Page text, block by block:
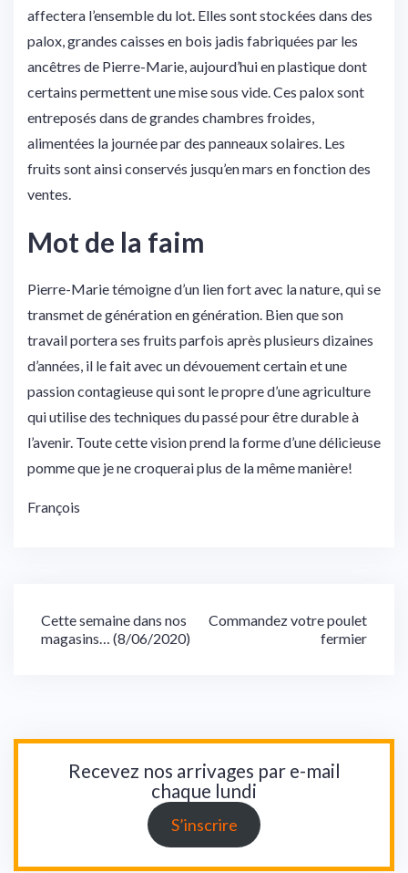
affectera l’ensemble du lot. Elles sont stockées dans des
palox, grandes caisses en bois jadis fabriquées par les
ancêtres de Pierre-Marie, aujourd’hui en plastique dont
certains permettent une mise sous vide. Ces palox sont
entreposés dans de grandes chambres froides,
alimentées la journée par des panneaux solaires. Les
fruits sont ainsi conservés jusqu’en mars en fonction des
ventes.
Mot de la faim
Pierre-Marie témoigne d’un lien fort avec la nature, qui se
transmet de génération en génération. Bien que son
travail portera ses fruits parfois après plusieurs dizaines
d’années, il le fait avec un dévouement certain et une
passion contagieuse qui sont le propre d’une agriculture
qui utilise des techniques du passé pour être durable à
l’avenir. Toute cette vision prend la forme d’une délicieuse
pomme que je ne croquerai plus de la même manière!
François
Navigation
de
Cette semaine dans nos
magasins… (8/06/2020)
Commandez votre poulet
fermier
Recevez nos arrivages par e-mail
chaque lundi
S’inscrire